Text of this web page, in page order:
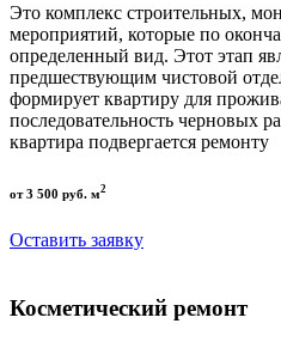
Это комплекс строительных,
мероприятий, которые по
определенный вид. Этот этап
предшествующим чистовой
формирует квартиру для
последовательность черновых
квартира подвергается ремонту
от 3 500 руб. м2
Оставить заявку
Косметический ремонт